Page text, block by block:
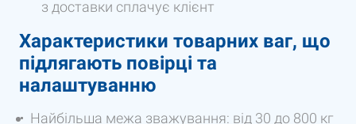
з доставки сплачує клієнт
Характеристики товарних ваг, що
підлягають повірці та
налаштуванню
Найбільша межа зважування: від 30 до 800 кг